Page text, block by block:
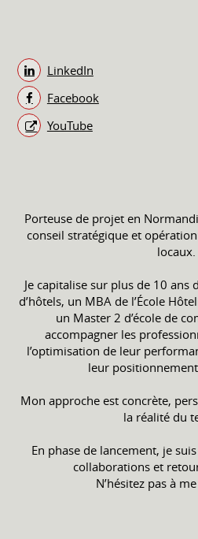
LinkedIn
Facebook
YouTube
Porteuse de projet en
conseil stratégique et
locaux.
Je capitalise sur plus de 10 ans
d’hôtels, un MBA de l’École
un Master 2 d’école de
accompagner les
l’optimisation de leur
leur
Mon approche est concrète,
la réalité du
En phase de lancement, je
collaborations et
N’hésitez pas à